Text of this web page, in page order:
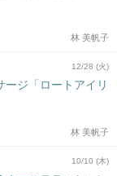
林 美帆子
12/28 (火)
ージ「ロートアイリ
林 美帆子
10/10 (木)